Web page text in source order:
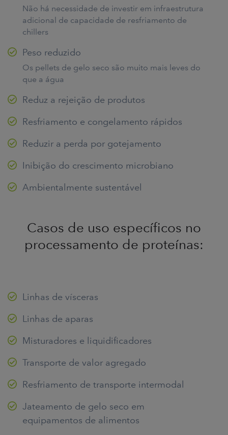
Não há necessidade de investir em infraestrutura
adicional de capacidade de resfriamento de
chillers
Peso reduzido
Os pellets de gelo seco são muito mais leves do
que a água
Reduz a rejeição de produtos
Resfriamento e congelamento rápidos
Reduzir a perda por gotejamento
Inibição do crescimento microbiano
Ambientalmente sustentável
Casos de uso específicos no
processamento de proteínas:
Linhas de vísceras
Linhas de aparas
Misturadores e liquidificadores
Transporte de valor agregado
Resfriamento de transporte intermodal
Jateamento de gelo seco em
equipamentos de alimentos